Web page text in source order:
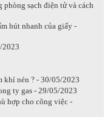
sạch điện tử và cách
hút nhanh của giấy -
2023
khí nén ? - 30/05/2023
ty gas - 29/05/2023
hợp cho công việc -